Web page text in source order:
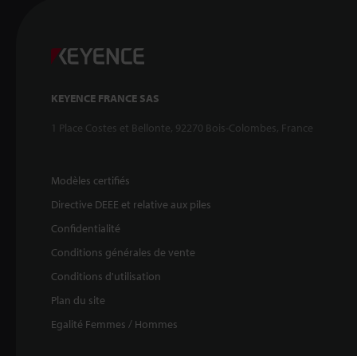
KEYENCE FRANCE SAS
1 Place Costes et Bellonte, 92270 Bois-Colombes, France
Modèles certifiés
Directive DEEE et relative aux piles
Confidentialité
Conditions générales de vente
Conditions d'utilisation
Plan du site
Egalité Femmes / Hommes